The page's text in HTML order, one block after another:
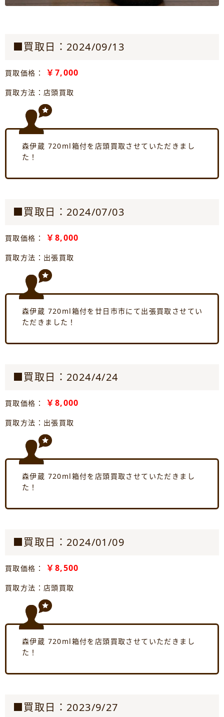
■買取日：2024/09/13
買取価格： ￥7,000
買取方法：店頭買取
森伊蔵 720ml箱付を店頭買取させていただきまし
た！
■買取日：2024/07/03
買取価格： ￥8,000
買取方法：出張買取
森伊蔵 720ml箱付を廿日市市にて出張買取させてい
ただきました！
■買取日：2024/4/24
買取価格： ￥8,000
買取方法：出張買取
森伊蔵 720ml箱付を店頭買取させていただきまし
た！
■買取日：2024/01/09
買取価格： ￥8,500
買取方法：店頭買取
森伊蔵 720ml箱付を店頭買取させていただきまし
た！
■買取日：2023/9/27